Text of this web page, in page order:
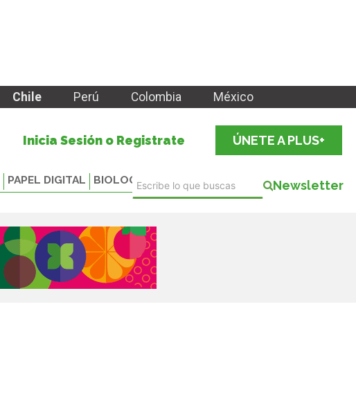
Chile Perú Colombia México
Inicia Sesión o Registrate ÚNETE A PLUS+
PAPEL DIGITAL BIOLOGICALS Newsletter